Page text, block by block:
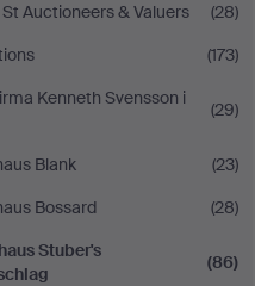
Auctioneers & Valuers
(28)
(173)
Kenneth Svensson i
(29)
Blank
(23)
Bossard
(28)
Stuber's
(86)